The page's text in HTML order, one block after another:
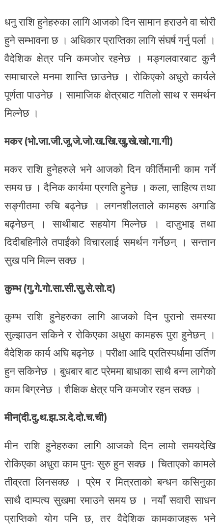
धनु राशि हुनेहरुका लागि आजको दिन सामान हराउने वा चोरी
हुने सम्भावना छ । अधिकार प्राप्तिका लागि संघर्ष गर्नु पर्ला ।
वैदेशिक क्षेत्र पनि कमजोर रहनेछ । मङ्गलवारबाट कुनै
समाचारले मनमा शान्ति छाउनेछ । रोकिएको अधुरो कार्यले
पूर्णता पाउनेछ । सामाजिक क्षेत्रबाट गतिलो साथ र समर्थन
मिल्नेछ ।
मकर (भो.जा.जी.जू.जे.जो.ख.खि.खु.खे.खो.गा.गी)
मकर राशि हुनेहरुले भने आजको दिन कीर्तिमानी काम गर्ने
समय छ । दैनिक कार्यमा प्रगति हुनेछ । कला, साहित्य तथा
सङ्गीतमा रुचि बढ्नेछ । लगनशीलताले कामहरू अगाडि
बढ्नेछन् । साथीबाट सहयोग मिल्नेछ । दाजुभाइ तथा
दिदीबहिनीले तपाईंको विचारलाई समर्थन गर्नेछन् । सन्तान
सुख पनि मिल्न सक्छ ।
कुम्भ (गु.गे.गो.सा.सी.सु.से.सो.द)
कुम्भ राशि हुनेहरुका लागि आजको दिन पुरानो समस्या
सुल्झाउन सकिने र रोकिएका अधुरा कामहरू पुरा हुनेछन् ।
वैदेशिक कार्य अघि बढ्नेछ । परीक्षा आदि प्रतिस्पर्धामा उर्तिण
हुन सकिनेछ । बुधबार बाट प्रेममा बाधाका साथै बन्न लागेको
काम बिग्रनेछ । शैक्षिक क्षेत्र पनि कमजोर रहन सक्छ ।
मीन(दी.दु.थ.झ.ञ.दे.दो.च.ची)
मीन राशि हुनेहरुका लागि आजको दिन लामो समयदेखि
रोकिएका अधुरा काम पुनः सुरु हुन सक्छ । चिताएको कामले
तीव्रता लिनसक्छ । प्रेम र मित्रताको बन्धन कसिनुका
साथै दाम्पत्य सुखमा रमाउने समय छ । नयाँ सवारी साधन
प्राप्तिको योग पनि छ, तर वैदेशिक कामकाजहरू भने